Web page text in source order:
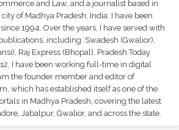
and Law, and a journalist based in
of Madhya Pradesh, India. I have been
1994. Over the years, I have served with
including: Swadesh (Gwalior),
Raj Express (Bhopal), Pradesh Today
I have been working full-time in digital
the founder member and editor of
which has established itself as one of the
in Madhya Pradesh, covering the latest
Jabalpur, Gwalior, and across the state.